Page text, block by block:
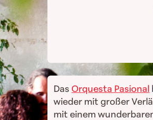
Das Orquesta Pasional
wieder mit großer
mit einem